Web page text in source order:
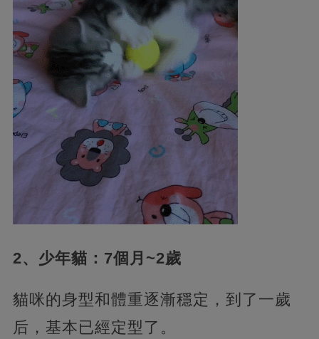
2、少年貓：7個月~2歲
貓咪的身型和體重逐漸穩定，到了一歲
后，基本已經定型了。